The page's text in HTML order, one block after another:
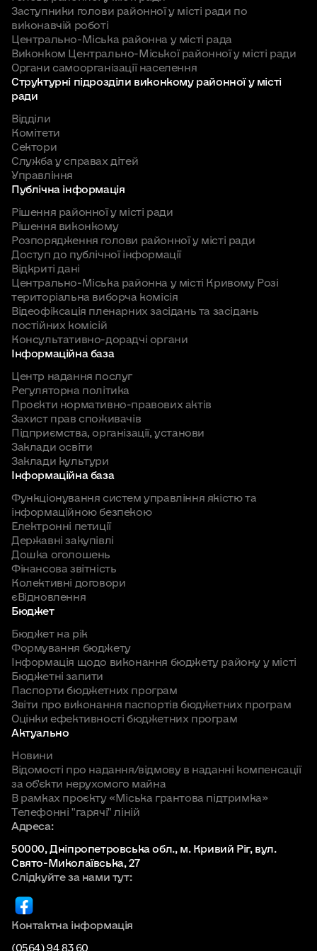
Сергійович
відповідальністю «Сервіс-
центр побутового
обслуговування»
Маков Андрій
директор Комунального
некомерційного
Соколовський
Станіслав
Чирка Назар
Юрійович
директор Комунального
підприємства
міський театр драми та
музичної комедії імені
Тараса Шевченка»
Василівна
міської ради
Яновський
Олександр
Юрійович
директор Комунального
Криворізької міської ради
1.8 загальний відділ
1.9 відділ розвитку електронних інформаційних
ресурсів та технічного захисту інформації
1.10 відділ бухгалтерського обліку
1.11 відділ закупівель
1.12 відділ з питань земельних відносин
1.13 відділ ведення Державного реєстру
виборців
1.14 відділ культури
1.15 комітет у справах сім`ї та молоді
1.16 комітет по фізичній культурі і спорту
1.17 сектор з матеріально-технічного
2. Управління праці та соціального захисту
населення
3. Управління з питань благоустрою та
житлової політики
4. Управління підприємництва, економіки та
перспективного розвитку району
5. Відділ освіти
6. Фінансовий відділ
Заступники голови районної у місті ради по
виконавчій роботі
Центрально-Міська районна у місті рада
Виконком Центрально-Міської районної у місті ради
Органи самоорганізації населення
Структурні підрозділи виконкому районної у місті
ради
Відділи
Комітети
Сектори
Служба у справах дітей
Управління
Публічна інформація
Рішення районної у місті ради
Рішення виконкому
Розпорядження голови районної у місті ради
Доступ до публічної інформації
Відкриті дані
Центрально-Міська районна у місті Кривому Розі
територіальна виборча комісія
Відеофіксація пленарних засідань та засідань
постійних комісій
Консультативно-дорадчі органи
Інформаційна база
Центр надання послуг
Регуляторна політика
Проєкти нормативно-правових актів
Захист прав споживачів
Підприємства, організації, установи
Заклади освіти
Заклади культури
Інформаційна база
Функціонування систем управління якістю та
інформаційною безпекою
Електронні петиції
Державні закупівлі
Дошка оголошень
Фінансова звітність
Колективні договори
єВідновлення
Бюджет
Бюджет на рік
Формування бюджету
Інформація щодо виконання бюджету району у місті
Бюджетні запити
Паспорти бюджетних програм
Звіти про виконання паспортів бюджетних програм
Оцінки ефективності бюджетних програм
Актуально
Новини
Відомості про надання/відмову в наданні компенсації
за об'єкти нерухомого майна
В рамках проєкту «Міська грантова підтримка»
Телефонні "гарячі" ліній
Адреса:
50000, Дніпропетровська обл., м. Кривий Ріг, вул.
Свято-Миколаївська, 27
Слідкуйте за нами тут:
Контактна інформація
(0564) 94 83 60